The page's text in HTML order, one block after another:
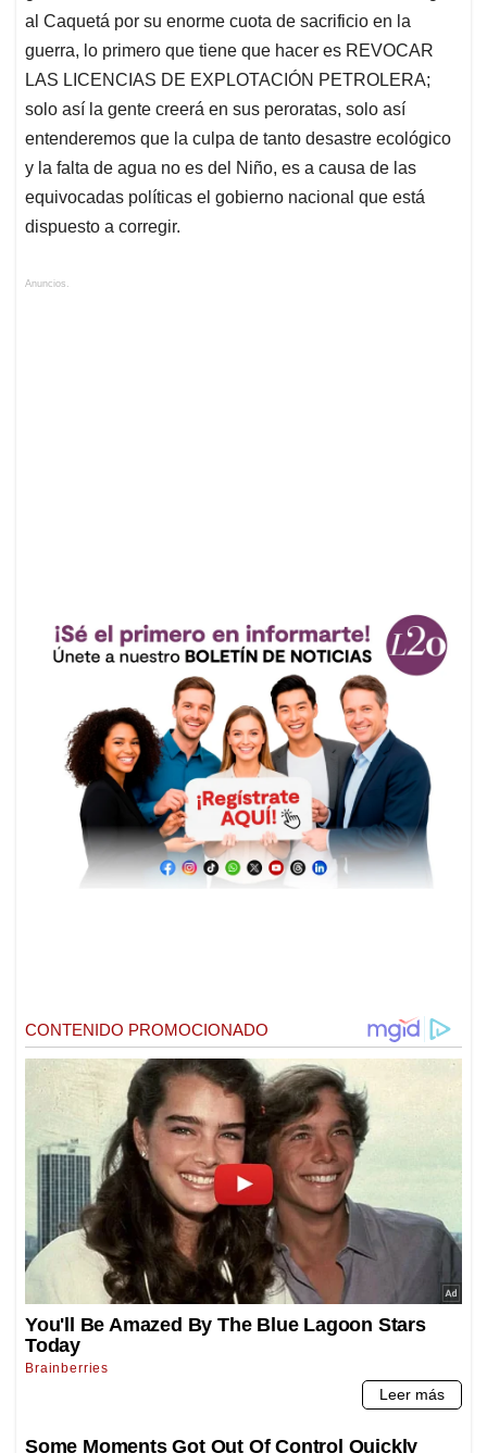
al Caquetá por su enorme cuota de sacrificio en la
guerra, lo primero que tiene que hacer es REVOCAR
LAS LICENCIAS DE EXPLOTACIÓN PETROLERA;
solo así la gente creerá en sus peroratas, solo así
entenderemos que la culpa de tanto desastre ecológico
y la falta de agua no es del Niño, es a causa de las
equivocadas políticas el gobierno nacional que está
dispuesto a corregir.
Anuncios.